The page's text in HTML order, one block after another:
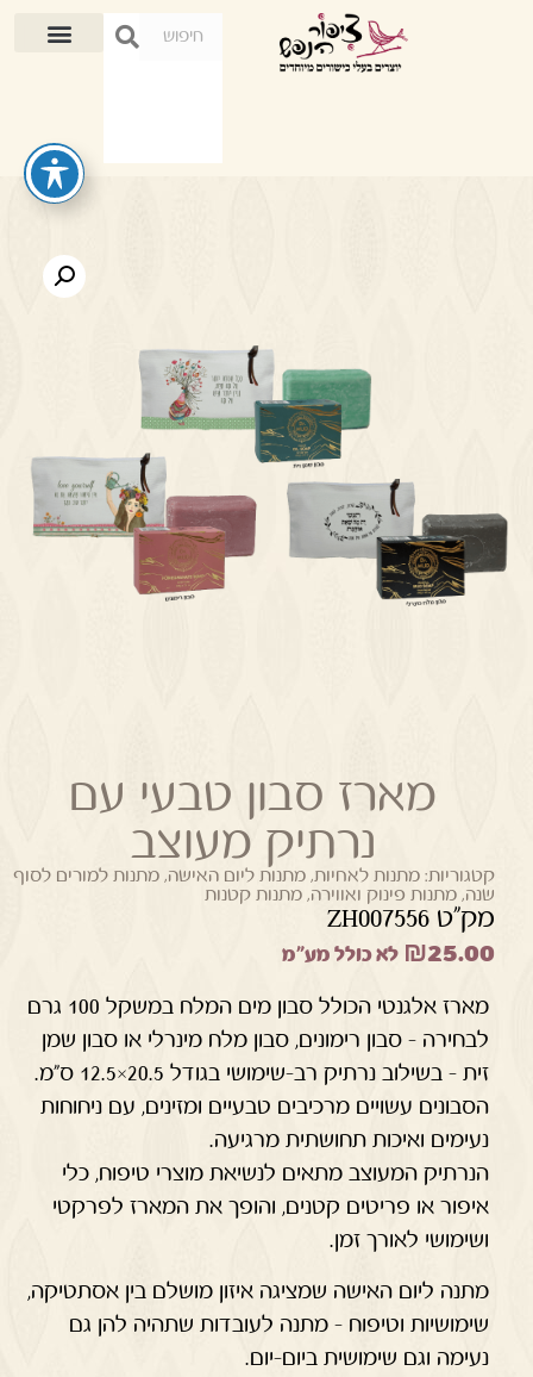
מארז סבון טבעי עם
נרתיק מעוצב
קטגוריות: מתנות לאחיות,מתנות ליום האישה,מתנות למורים לסוף
שנה,מתנות פינוק ואווירה,מתנות קטנות
מק"ט ZH007556
₪25.00 לא כולל מע"מ
מארז אלגנטי הכולל סבון מים המלח במשקל 100 גרם
לבחירה – סבון רימונים, סבון מלח מינרלי או סבון שמן
זית – בשילוב נרתיק רב-שימושי בגודל 20.5×12.5 ס"מ.
הסבונים עשויים מרכיבים טבעיים ומזינים, עם ניחוחות
נעימים ואיכות תחושתית מרגיעה.
הנרתיק המעוצב מתאים לנשיאת מוצרי טיפוח, כלי
איפור או פריטים קטנים, והופך את המארז לפרקטי
ושימושי לאורך זמן.
מתנה ליום האישה שמציגה איזון מושלם בין אסתטיקה,
שימושיות וטיפוח – מתנה לעובדות שתהיה להן גם
נעימה וגם שימושית ביום-יום.